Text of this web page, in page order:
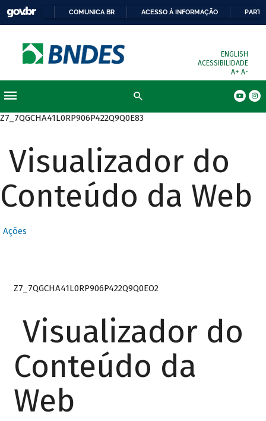
COMUNICA BR ACESSO À INFORMAÇÃO
ENGLISH
ACESSIBILIDADE
A+ A-
Z7_7QGCHA41L0RP906P422Q9Q0E83
Visualizador do
Conteúdo da Web
Ações
Z7_7QGCHA41L0RP906P422Q9Q0EO2
Visualizador do
Conteúdo da
Web